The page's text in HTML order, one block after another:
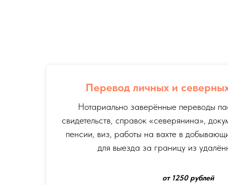
Перевод личных и
Нотариально заверённые переводы
свидетельств, справок «северянина»,
пенсии, виз, работы на вахте в
для выезда за границу из
от 1250 рублей